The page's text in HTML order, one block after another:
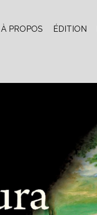
ÉDITION
À PROPOS